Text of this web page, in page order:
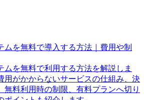
ムを無料で導入する方法｜費用や制
ムを無料で利用する方法を解説しま
用がかからないサービスの仕組み、決
無料利用時の制限、有料プランへ切り